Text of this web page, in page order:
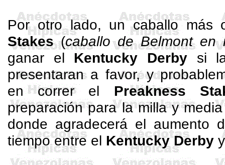
Por otro lado, un caballo más
Stakes(caballo de Belmont en
ganar elKentucky Derbysi
presentaran a favor, y
en correr el Preakness
preparación para la milla y
donde agradecerá el aumento
tiempo entre el Kentucky Derby